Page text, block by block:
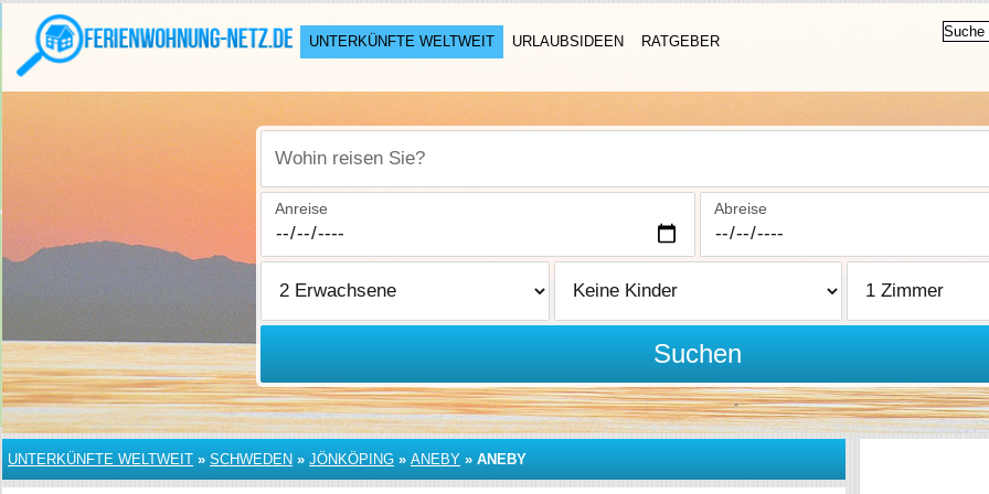
UNTERKÜNFTE WELTWEIT URLAUBSIDEEN RATGEBER
Wohin reisen Sie?
Anreise Abreise
Suchen
UNTERKÜNFTE WELTWEIT » SCHWEDEN » JÖNKÖPING » ANEBY » ANEBY